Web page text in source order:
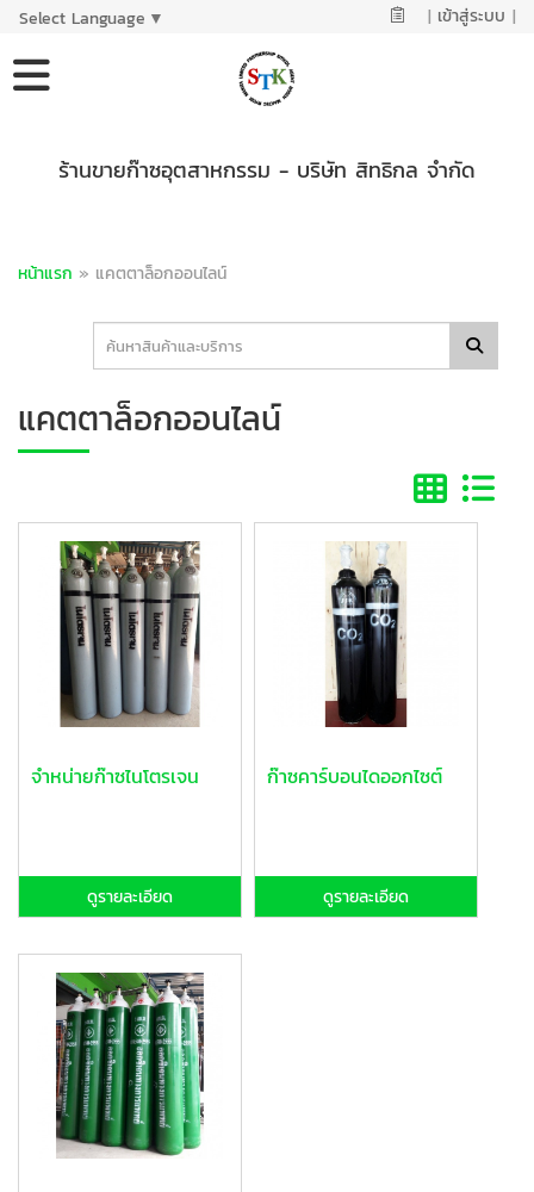
Select Language ▼ | เข้าสู่ระบบ |
ร้านขายก๊าซอุตสาหกรรม - บริษัท สิทธิกล จำกัด
หน้าแรก » แคตตาล็อกออนไลน์
แคตตาล็อกออนไลน์
จำหน่ายก๊าซไนโตรเจน
ดูรายละเอียด
ก๊าซคาร์บอนไดออกไซต์
ดูรายละเอียด